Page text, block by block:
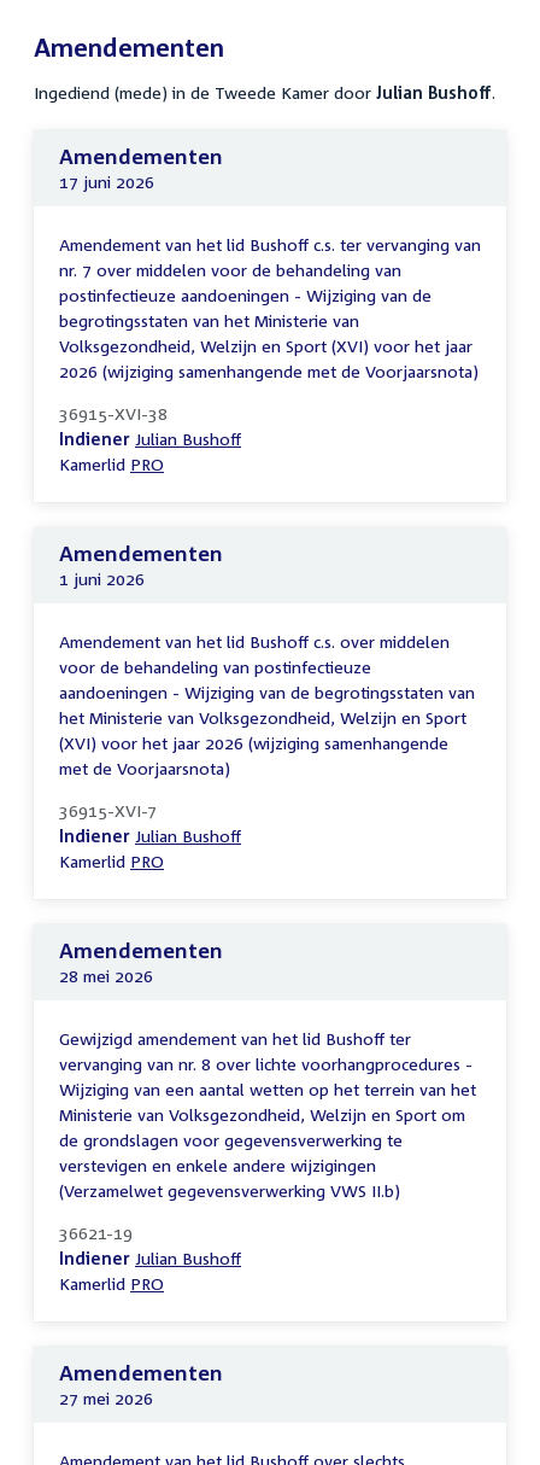
Amendementen
Ingediend (mede) in de Tweede Kamer door Julian Bushoff.
Amendementen
17 juni 2026
Amendement van het lid Bushoff c.s. ter vervanging van
nr. 7 over middelen voor de behandeling van
postinfectieuze aandoeningen - Wijziging van de
begrotingsstaten van het Ministerie van
Volksgezondheid, Welzijn en Sport (XVI) voor het jaar
2026 (wijziging samenhangende met de Voorjaarsnota)
36915-XVI-38
Indiener Julian Bushoff
Kamerlid PRO
Amendementen
1 juni 2026
Amendement van het lid Bushoff c.s. over middelen
voor de behandeling van postinfectieuze
aandoeningen - Wijziging van de begrotingsstaten van
het Ministerie van Volksgezondheid, Welzijn en Sport
(XVI) voor het jaar 2026 (wijziging samenhangende
met de Voorjaarsnota)
36915-XVI-7
Indiener Julian Bushoff
Kamerlid PRO
Amendementen
28 mei 2026
Gewijzigd amendement van het lid Bushoff ter
vervanging van nr. 8 over lichte voorhangprocedures -
Wijziging van een aantal wetten op het terrein van het
Ministerie van Volksgezondheid, Welzijn en Sport om
de grondslagen voor gegevensverwerking te
verstevigen en enkele andere wijzigingen
(Verzamelwet gegevensverwerking VWS II.b)
36621-19
Indiener Julian Bushoff
Kamerlid PRO
Amendementen
27 mei 2026